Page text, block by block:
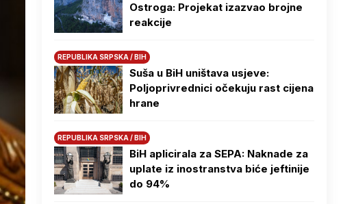
Ostroga: Projekat izazvao brojne
reakcije
REPUBLIKA SRPSKA / BIH
Suša u BiH uništava usjeve:
Poljoprivrednici očekuju rast cijena
hrane
REPUBLIKA SRPSKA / BIH
BiH aplicirala za SEPA: Naknade za
uplate iz inostranstva biće jeftinije
do 94%